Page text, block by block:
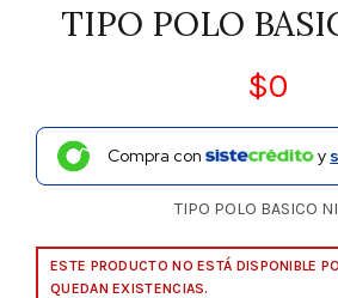
TIPO POLO
$0
Compra con y
TIPO POLO BASICO
ESTE PRODUCTO NO ESTÁ DISPONIBLE
QUEDAN EXISTENCIAS.